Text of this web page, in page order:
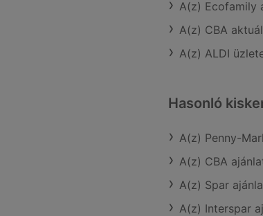
A(z) Ecofamily
A(z) CBA
A(z) ALDI
Hasonló
A(z) Penny-
A(z) CBA
A(z) Spar
A(z) Interspar